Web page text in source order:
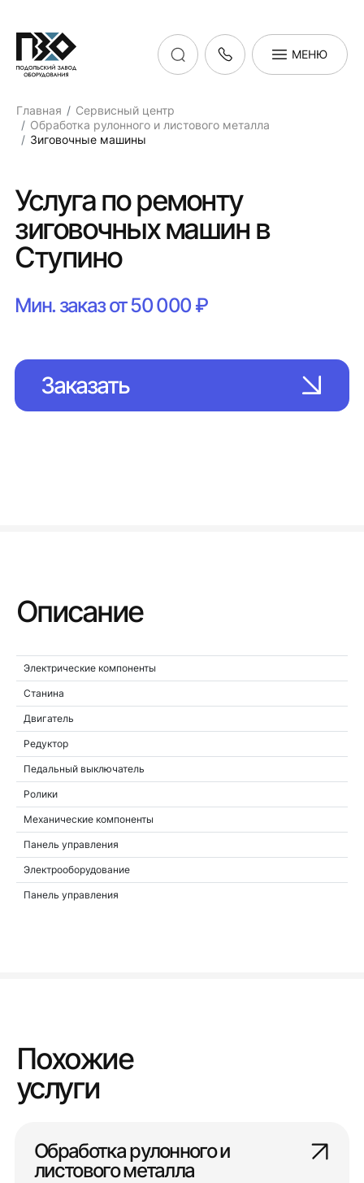
МЕНЮ
Главная
Сервисный центр
Обработка рулонного и листового металла
Зиговочные машины
Услуга по ремонту
зиговочных машин в
Ступино
Мин. заказ от 50 000 ₽
Заказать
Описание
Электрические компоненты
Станина
Двигатель
Редуктор
Педальный выключатель
Ролики
Механические компоненты
Панель управления
Электрооборудование
Панель управления
Похожие
услуги
Обработка рулонного и
листового металла